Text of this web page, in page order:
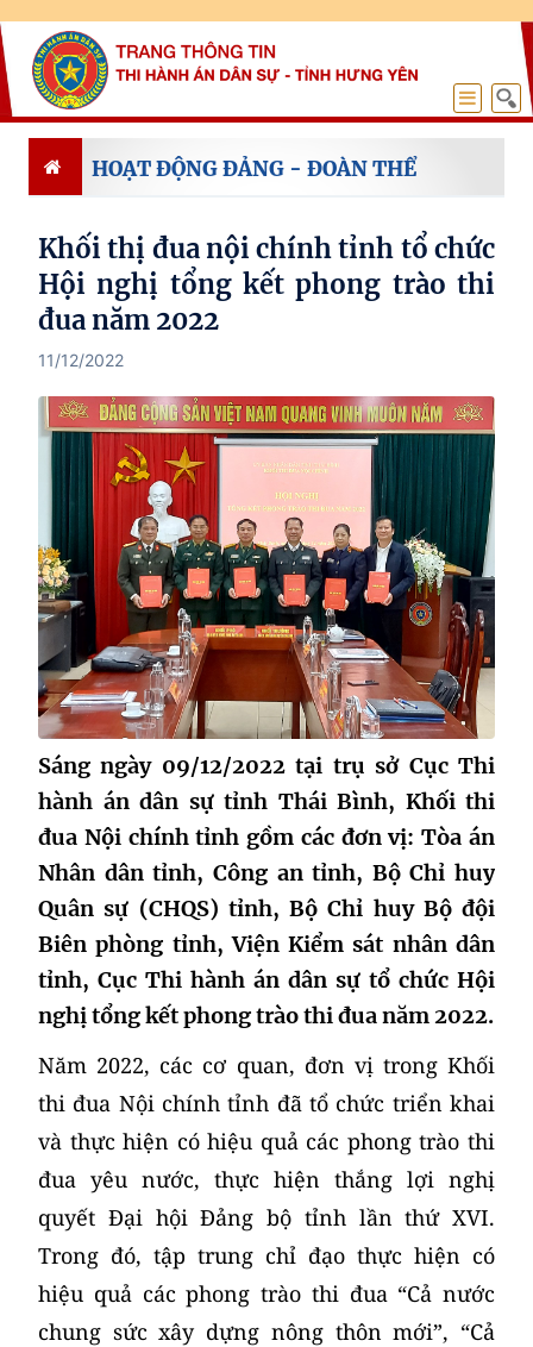
HOẠT ĐỘNG ĐẢNG - ĐOÀN THỂ
Khối thị đua nội chính tỉnh tổ chức
Hội nghị tổng kết phong trào thi
đua năm 2022
11/12/2022
Sáng ngày 09/12/2022 tại trụ sở Cục Thi
hành án dân sự tỉnh Thái Bình, Khối thi
đua Nội chính tỉnh gồm các đơn vị: Tòa án
Nhân dân tỉnh, Công an tỉnh, Bộ Chỉ huy
Quân sự (CHQS) tỉnh, Bộ Chỉ huy Bộ đội
Biên phòng tỉnh, Viện Kiểm sát nhân dân
tỉnh, Cục Thi hành án dân sự tổ chức Hội
nghị tổng kết phong trào thi đua năm 2022.
Năm 2022, các cơ quan, đơn vị trong Khối
thi đua Nội chính tỉnh đã tổ chức triển khai
và thực hiện có hiệu quả các phong trào thi
đua yêu nước, thực hiện thắng lợi nghị
quyết Đại hội Đảng bộ tỉnh lần thứ XVI.
Trong đó, tập trung chỉ đạo thực hiện có
hiệu quả các phong trào thi đua “Cả nước
chung sức xây dựng nông thôn mới”, “Cả